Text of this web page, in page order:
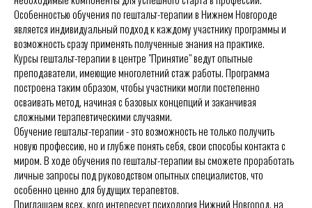
Особенностью обучения по гештальт-терапии в Нижнем Новгороде
является индивидуальный подход к каждому участнику программы и
возможность сразу применять полученные знания на практике.
Курсы гештальт-терапии в центре "Принятие" ведут опытные
преподаватели, имеющие многолетний стаж работы. Программа
построена таким образом, чтобы участники могли постепенно
осваивать метод, начиная с базовых концепций и заканчивая
сложными терапевтическими случаями.
Обучение гештальт-терапии - это возможность не только получить
новую профессию, но и глубже понять себя, свои способы контакта с
миром. В ходе обучения по гештальт-терапии вы сможете проработать
личные запросы под руководством опытных специалистов, что
особенно ценно для будущих терапевтов.
Приглашаем всех, кого интересует психология Нижний Новгород, на